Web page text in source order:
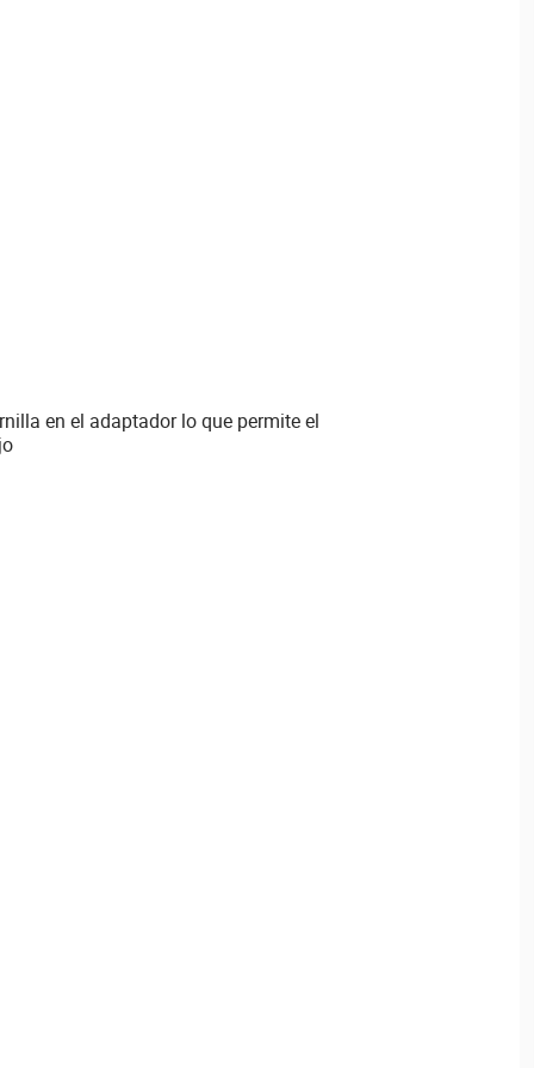
en el adaptador lo que permite el